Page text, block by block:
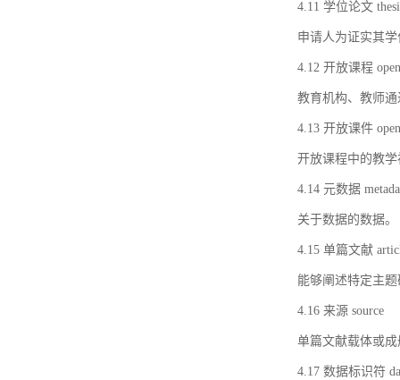
4.11 学位论文
申请人为证实其
4.12 开放课程
教育机构、教师
4.13 开放课件
开放课程中的教
4.14 元数据
关于数据的数据。
4.15 单篇文献
能够阐述特定主
4.16 来源 source
单篇文献载体或
4.17 数据标识符